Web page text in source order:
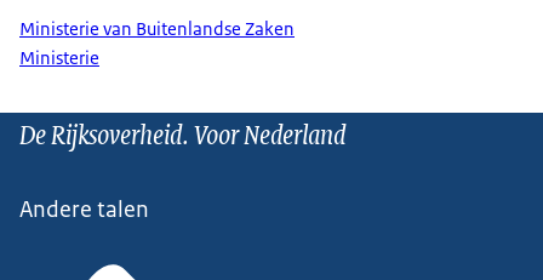
Ministerie van Buitenlandse Zaken
Ministerie
De Rijksoverheid. Voor Nederland
Andere talen